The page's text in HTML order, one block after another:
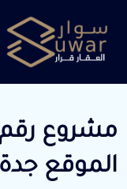
الموقع